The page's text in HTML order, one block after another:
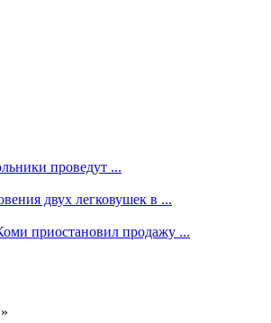
проведут ...
двух легковушек в ...
приостановил продажу ...
»